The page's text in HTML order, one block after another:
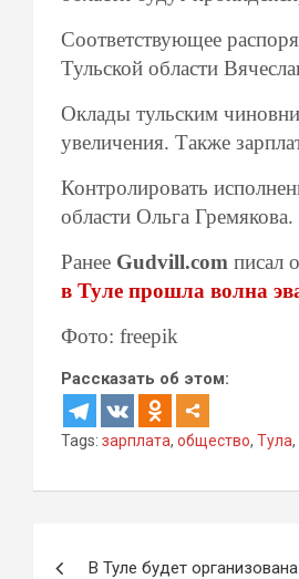
Соответствующее
Тульской области
Оклады тульским
увеличения. Также
Контролировать
области Ольга Гремякова.
Ранее Gudvill.com писал
в Туле прошла волна
Фото: freepik
Рассказать об этом:
Tags: зарплата, общество, Тула,
В Туле будет